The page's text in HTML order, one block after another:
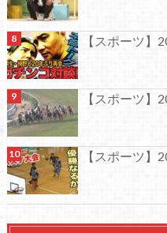
【スポーツ
【スポーツ
【スポーツ